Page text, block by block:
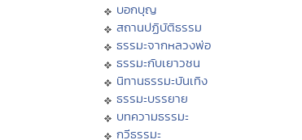
บอกบุญ
สถานปฏิบัติธรรม
ธรรมะจากหลวงพ่อ
ธรรมะกับเยาวชน
นิทานธรรมะบันเทิง
ธรรมะบรรยาย
บทความธรรมะ
กวีธรรมะ